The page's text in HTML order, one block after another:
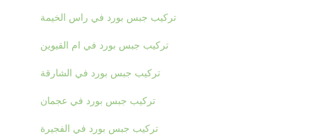
تركيب جبس بورد في راس الخيمة
تركيب جبس بورد في ام القيوين
تركيب جبس بورد في الشارقة
تركيب جبس بورد في عجمان
تركيب جبس بورد في الفجيرة